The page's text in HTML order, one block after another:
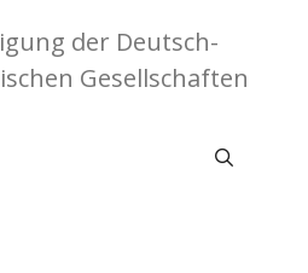
der Deutsch-
Gesellschaften